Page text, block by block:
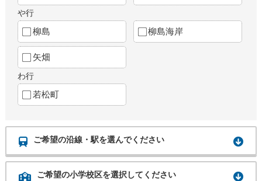
や行
柳島 柳島海岸
矢畑
わ行
若松町
ご希望の沿線・駅を選んでください
ご希望の小学校区を選択してください